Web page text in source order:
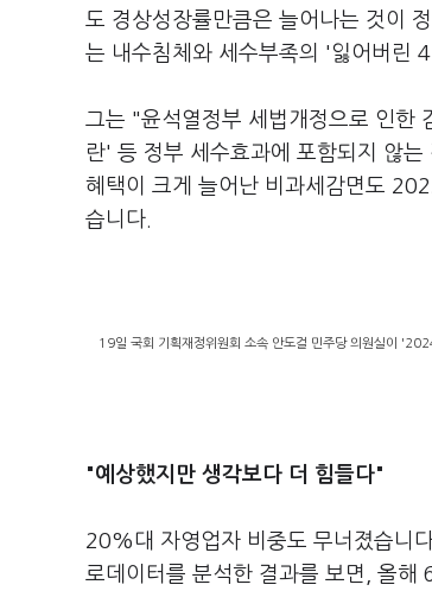
도 경상성장률만큼은 늘어나는 것이
는 내수침체와 세수부족의 '잃어버린
그는 "윤석열정부 세법개정으로 인한
란' 등 정부 세수효과에 포함되지 않
혜택이 크게 늘어난 비과세감면도
습니다.
19일 국회 기획재정위원회 소속 안도걸 민주당 의원실이
"예상했지만 생각보다 더 힘들다"
20%대 자영업자 비중도 무너졌습니
로데이터를 분석한 결과를 보면, 올해